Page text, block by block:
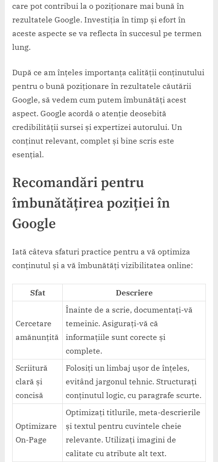
care pot contribui la o poziționare mai bună în
rezultatele Google. Investiția în timp și efort în
aceste aspecte se va reflecta în succesul pe termen
lung.
După ce am înțeles importanța calității conținutului
pentru o bună poziționare în rezultatele căutării
Google, să vedem cum putem îmbunătăți acest
aspect. Google acordă o atenție deosebită
credibilității sursei și expertizei autorului. Un
conținut relevant, complet și bine scris este
esențial.
Recomandări pentru
îmbunătățirea poziției în
Google
Iată câteva sfaturi practice pentru a vă optimiza
conținutul și a vă îmbunătăți vizibilitatea online:
Sfat Descriere
Cercetare
amănunțită
Înainte de a scrie, documentați-vă
temeinic. Asigurați-vă că
informațiile sunt corecte și
complete.
Scriitură
clară și
concisă
Folosiți un limbaj ușor de înțeles,
evitând jargonul tehnic. Structurați
conținutul logic, cu paragrafe scurte.
Optimizare
On-Page
Optimizați titlurile, meta-descrierile
și textul pentru cuvintele cheie
relevante. Utilizați imagini de
calitate cu atribute alt text.